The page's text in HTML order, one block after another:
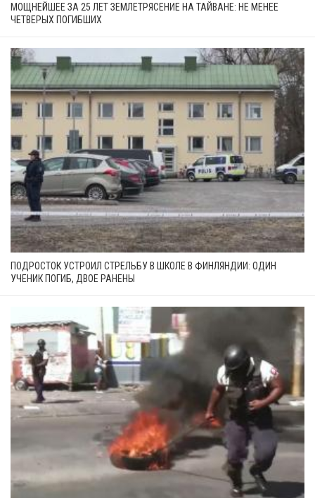
МОЩНЕЙШЕЕ ЗА 25 ЛЕТ ЗЕМЛЕТРЯСЕНИЕ НА ТАЙВАНЕ: НЕ МЕНЕЕ
ЧЕТВЕРЫХ ПОГИБШИХ
ПОДРОСТОК УСТРОИЛ СТРЕЛЬБУ В ШКОЛЕ В ФИНЛЯНДИИ: ОДИН
УЧЕНИК ПОГИБ, ДВОЕ РАНЕНЫ